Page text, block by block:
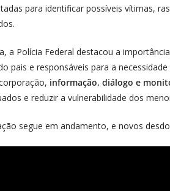
para identificar possíveis vítimas,
a Polícia Federal destacou a
pais e responsáveis para a
informação, diálogo e
e reduzir a vulnerabilidade dos
segue em andamento, e novos